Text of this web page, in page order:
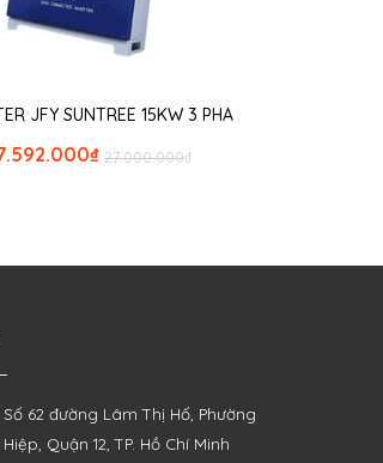
JFY SUNTREE 15KW 3 PHA
₫
27.000.000
₫
62 đường Lâm Thị Hố, Phường
Quận 12, TP. Hồ Chí Minh